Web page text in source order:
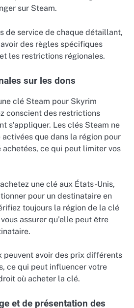
sur Steam.
de service de chaque détaillant,
des règles spécifiques
les restrictions régionales.
sur les dons
clé Steam pour Skyrim
conscient des restrictions
s’appliquer. Les clés Steam ne
que dans la région pour
ce qui peut limiter vos
une clé aux États-Unis,
pour un destinataire en
toujours la région de la clé
assurer qu’elle peut être
peuvent avoir des prix différents
ce qui peut influencer votre
où acheter la clé.
et de présentation des